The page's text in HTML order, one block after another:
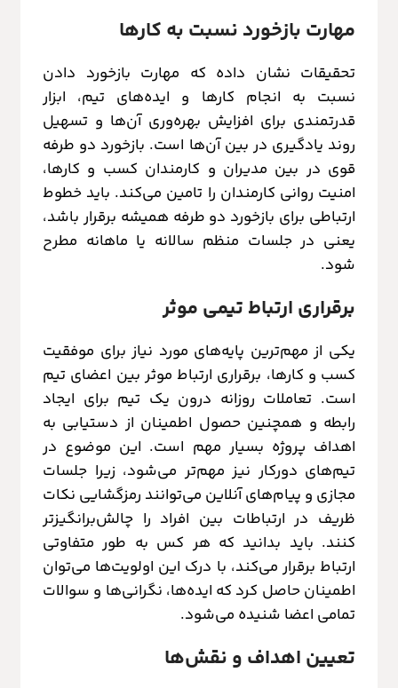
مهارت بازخورد نسبت به کارها
تحقیقات نشان داده که مهارت بازخورد دادن
نسبت به انجام کارها و ایده‌های تیم، ابزار
قدرتمندی برای افزایش بهره‌وری آن‌ها و تسهیل
روند یادگیری در بین آن‌ها است. بازخورد دو طرفه
قوی در بین مدیران و کارمندان کسب و کارها،
امنیت روانی کارمندان را تامین می‌کند. باید خطوط
ارتباطی برای بازخورد دو طرفه همیشه برقرار باشد،
یعنی در جلسات منظم سالانه یا ماهانه مطرح
شود.
برقراری ارتباط تیمی موثر
یکی از مهم‌ترین پایه‌های مورد نیاز برای موفقیت
کسب و کارها، برقراری ارتباط موثر بین اعضای تیم
است. تعاملات روزانه درون یک تیم برای ایجاد
رابطه و همچنین حصول اطمینان از دستیابی به
اهداف پروژه بسیار مهم است. این موضوع در
تیم‌های دورکار نیز مهم‌تر می‌شود، زیرا جلسات
مجازی و پیام‌های آنلاین می‌توانند رمزگشایی نکات
ظریف در ارتباطات بین افراد را چالش‌برانگیزتر
کنند. باید بدانید که هر کس به طور متفاوتی
ارتباط برقرار می‌کند، با درک این اولویت‌ها می‌توان
اطمینان حاصل کرد که ایده‌ها، نگرانی‌ها و سوالات
تمامی اعضا شنیده می‌شود.
تعیین اهداف و نقش‌ها